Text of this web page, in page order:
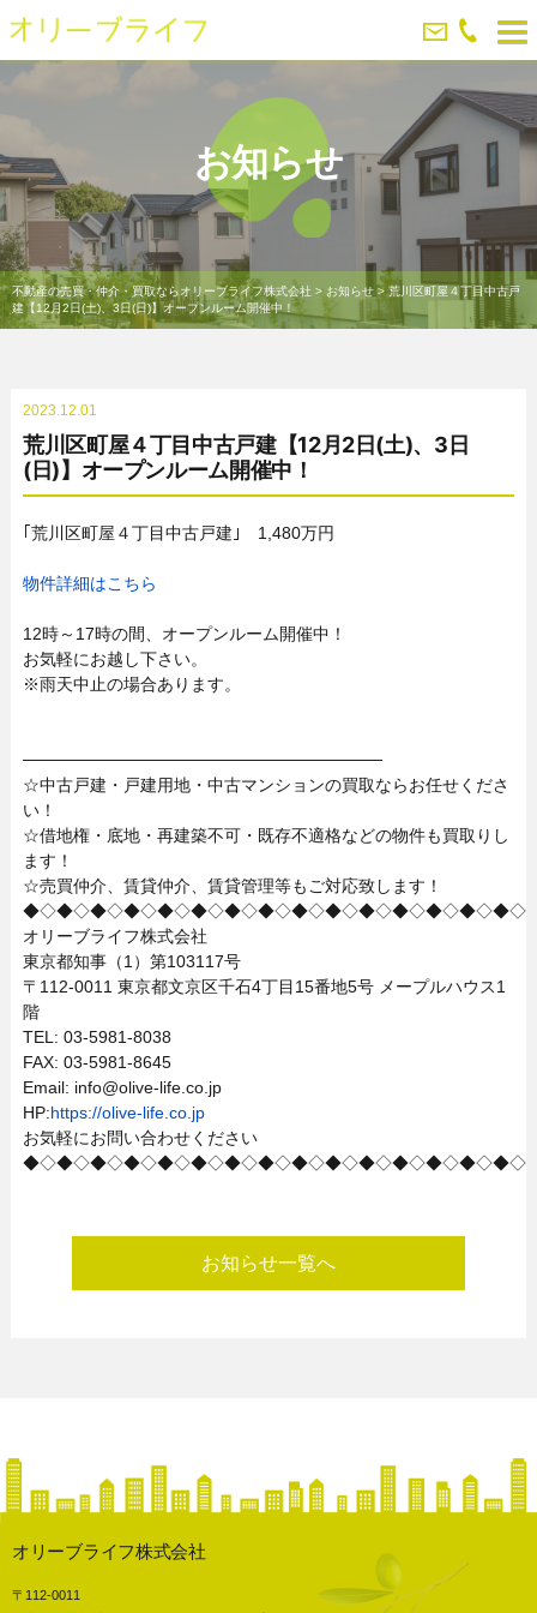
お知らせ
不動産の売買・仲介・買取ならオリーブライフ株式会社 > お知らせ>荒川区町屋４丁目中古戸
建【12月2日(土)、3日(日)】オープンルーム開催中！
2023.12.01
荒川区町屋４丁目中古戸建【12月2日(土)、3日
(日)】オープンルーム開催中！
｢荒川区町屋４丁目中古戸建｣ 1,480万円
物件詳細はこちら
12時～17時の間、オープンルーム開催中！
お気軽にお越し下さい。
※雨天中止の場合あります。
──────────────────────────────
☆中古戸建・戸建用地・中古マンションの買取ならお任せくださ
い！
☆借地権・底地・再建築不可・既存不適格などの物件も買取りし
ます！
☆売買仲介、賃貸仲介、賃貸管理等もご対応致します！
◆◇◆◇◆◇◆◇◆◇◆◇◆◇◆◇◆◇◆◇◆◇◆◇◆◇◆◇◆◇
オリーブライフ株式会社
東京都知事（1）第103117号
〒112-0011 東京都文京区千石4丁目15番地5号 メープルハウス1
階
TEL: 03-5981-8038
FAX: 03-5981-8645
Email: info@olive-life.co.jp
HP:https://olive-life.co.jp
お気軽にお問い合わせください
◆◇◆◇◆◇◆◇◆◇◆◇◆◇◆◇◆◇◆◇◆◇◆◇◆◇◆◇◆◇
お知らせ一覧へ
オリーブライフ株式会社
〒112-0011